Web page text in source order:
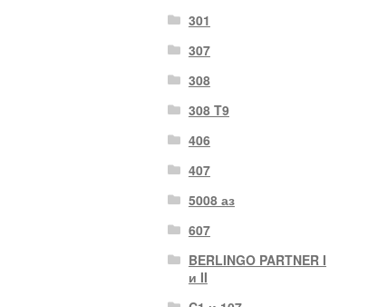
301
307
308
308 T9
406
407
5008 аз
607
BERLINGO PARTNER I
и II